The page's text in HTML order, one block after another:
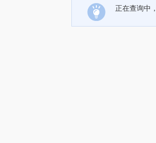
正在查询中